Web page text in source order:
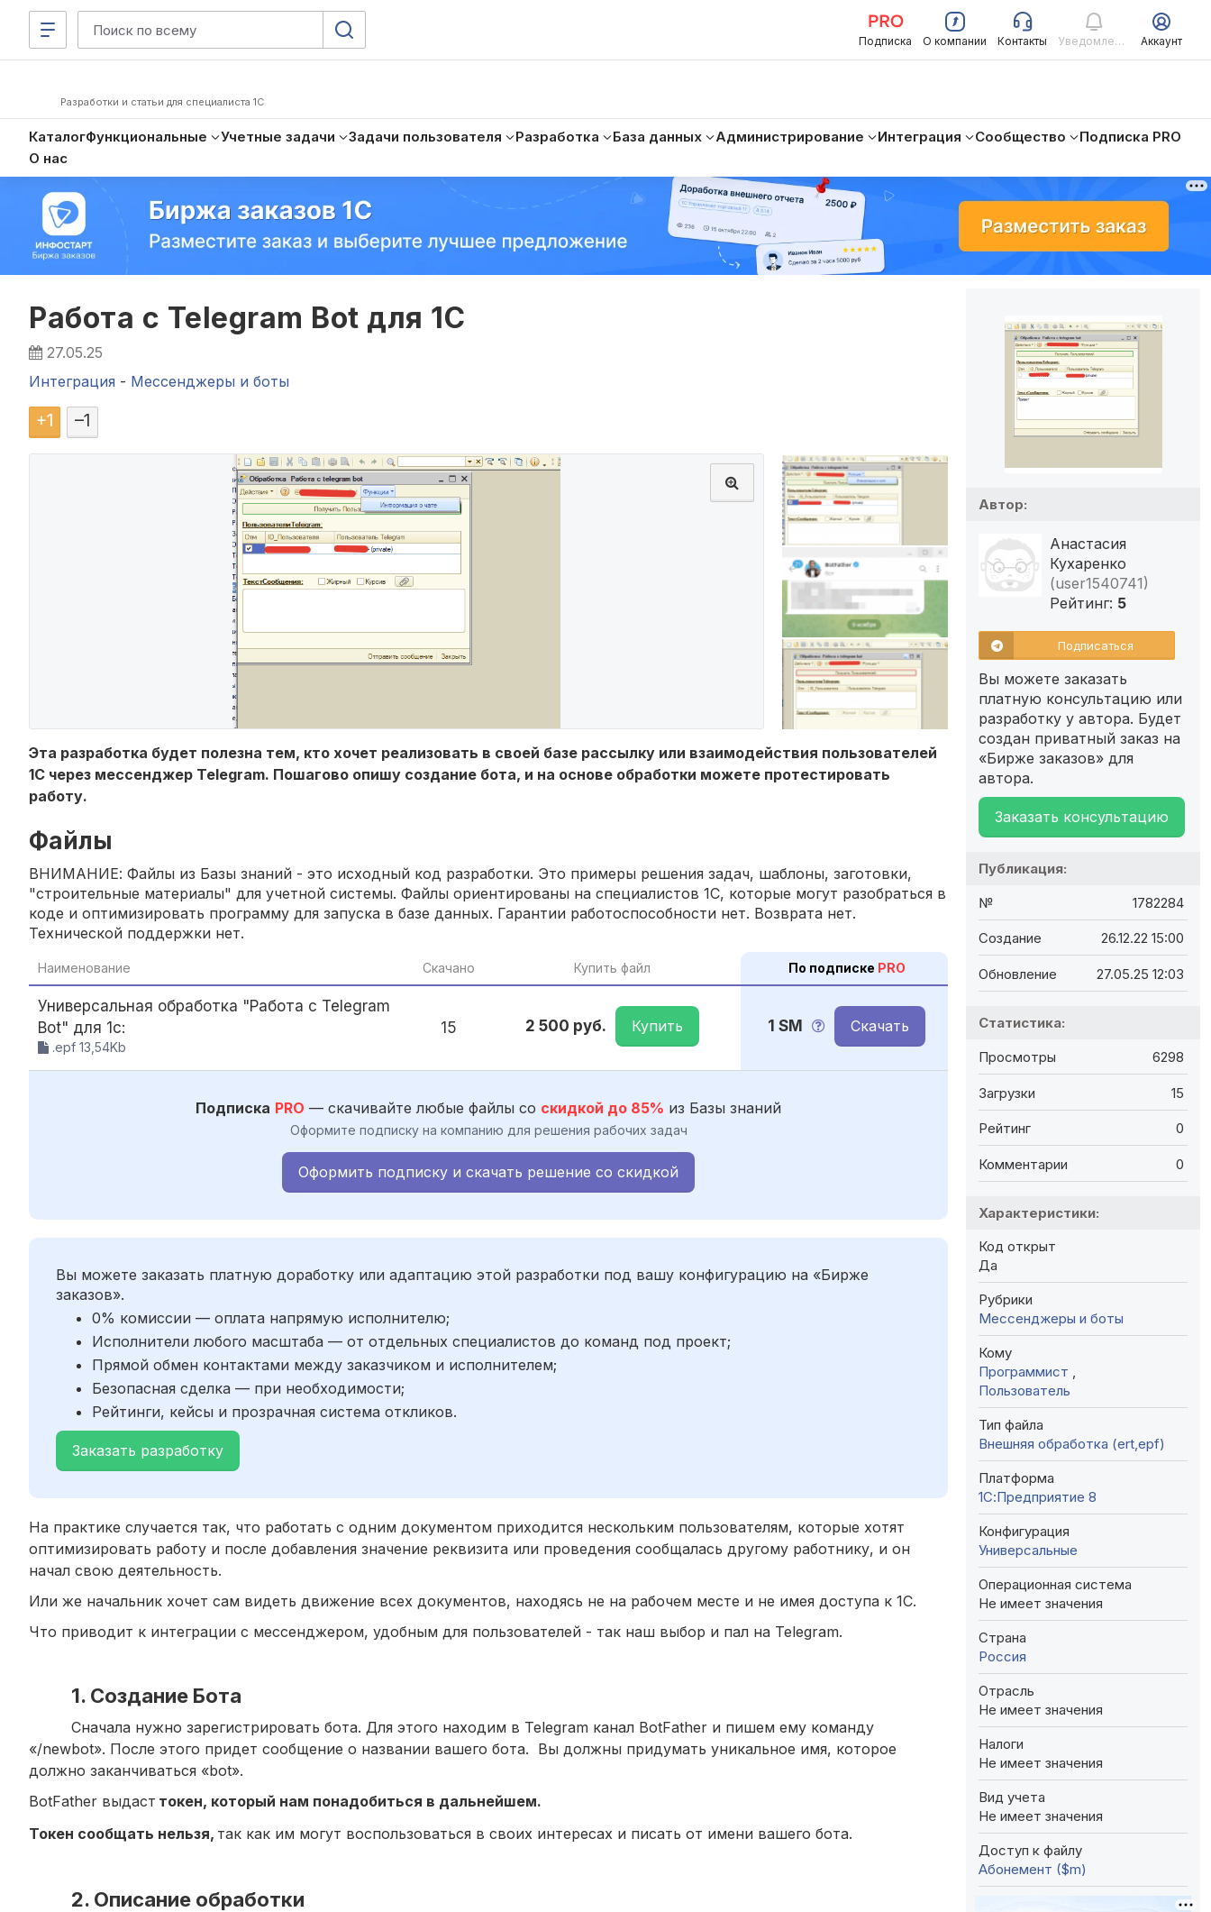
Подписка О компании Контакты Уведомления Аккаунт
Разработки и статьи для специалиста 1С
КаталогФункциональные Учетные задачи Задачи пользователя Разработка База данных Администрирование Интеграция Сообщество
Подписка PRO
О нас
Работа с Telegram Bot для 1С
27.05.25
Интеграция - Мессенджеры и боты
+1 –1
Эта разработка будет полезна тем, кто хочет реализовать в своей базе рассылку или взаимодействия пользователей
1С через мессенджер Telegram. Пошагово опишу создание бота, и на основе обработки можете протестировать
работу.
Файлы
ВНИМАНИЕ: Файлы из Базы знаний - это исходный код разработки. Это примеры решения задач, шаблоны, заготовки,
"строительные материалы" для учетной системы. Файлы ориентированы на специалистов 1С, которые могут разобраться в
коде и оптимизировать программу для запуска в базе данных. Гарантии работоспособности нет. Возврата нет.
Технической поддержки нет.
Наименование Скачано Купить файл По подписке PRO
Универсальная обработка "Работа с Telegram
Bot" для 1с:
.epf 13,54Kb
15 2 500 руб. Купить 1 SM Скачать
Подписка PRO — скачивайте любые файлы со скидкой до 85% из Базы знаний
Оформите подписку на компанию для решения рабочих задач
Оформить подписку и скачать решение со скидкой
Вы можете заказать платную доработку или адаптацию этой разработки под вашу конфигурацию на «Бирже
заказов».
0% комиссии — оплата напрямую исполнителю;
Исполнители любого масштаба — от отдельных специалистов до команд под проект;
Прямой обмен контактами между заказчиком и исполнителем;
Безопасная сделка — при необходимости;
Рейтинги, кейсы и прозрачная система откликов.
Заказать разработку
На практике случается так, что работать с одним документом приходится нескольким пользователям, которые хотят
оптимизировать работу и после добавления значение реквизита или проведения сообщалась другому работнику, и он
начал свою деятельность.
Или же начальник хочет сам видеть движение всех документов, находясь не на рабочем месте и не имея доступа к 1С.
Что приводит к интеграции с мессенджером, удобным для пользователей - так наш выбор и пал на Telegram.
1. Создание Бота
Сначала нужно зарегистрировать бота. Для этого находим в Telegram канал BotFather и пишем ему команду
«/newbot». После этого придет сообщение о названии вашего бота. Вы должны придумать уникальное имя, которое
должно заканчиваться «bot».
BotFather выдаст токен, который нам понадобиться в дальнейшем.
Токен сообщать нельзя, так как им могут воспользоваться в своих интересах и писать от имени вашего бота.
2. Описание обработки
Автор:
Анастасия
Кухаренко
(user1540741)
Рейтинг: 5
Подписаться
Вы можете заказать
платную консультацию или
разработку у автора. Будет
создан приватный заказ на
«Бирже заказов» для
автора.
Заказать консультацию
Публикация:
№ 1782284
Создание 26.12.22 15:00
Обновление 27.05.25 12:03
Статистика:
Просмотры 6298
Загрузки 15
Рейтинг 0
Комментарии 0
Характеристики:
Код открыт
Да
Рубрики
Мессенджеры и боты
Кому
Программист
Пользователь
Тип файла
Внешняя обработка (ert,epf)
Платформа
1С:Предприятие 8
Конфигурация
Универсальные
Операционная система
Не имеет значения
Страна
Россия
Отрасль
Не имеет значения
Налоги
Не имеет значения
Вид учета
Не имеет значения
Доступ к файлу
Абонемент ($m)